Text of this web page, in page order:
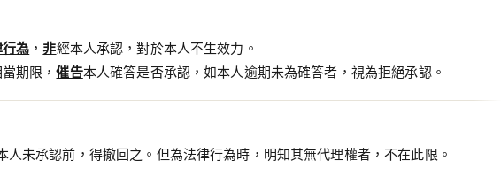
為 ，非經本人承認，對於本人不生效力。
期限，催告本人確答是否承認，如本人逾期未為確答者，視為拒絕承認。
人未承認前，得撤回之。但為法律行為時，明知其無代理權者，不在此限。